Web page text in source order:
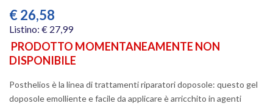
€26,58
Listino: € 27,99
PRODOTTO MOMENTANEAMENTE NON
DISPONIBILE
Posthelios è la linea di trattamenti riparatori doposole: questo gel
doposole emolliente e facile da applicare è arricchito in agenti